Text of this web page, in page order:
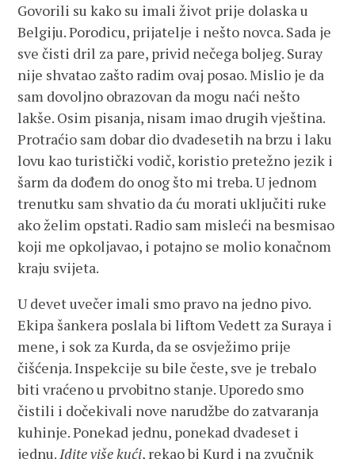
Govorili su kako su imali život prije dolaska u
Belgiju. Porodicu, prijatelje i nešto novca. Sada je
sve čisti dril za pare, privid nečega boljeg. Suray
nije shvatao zašto radim ovaj posao. Mislio je da
sam dovoljno obrazovan da mogu naći nešto
lakše. Osim pisanja, nisam imao drugih vještina.
Protraćio sam dobar dio dvadesetih na brzu i laku
lovu kao turistički vodič, koristio pretežno jezik i
šarm da dođem do onog što mi treba. U jednom
trenutku sam shvatio da ću morati uključiti ruke
ako želim opstati. Radio sam misleći na besmisao
koji me opkoljavao, i potajno se molio konačnom
kraju svijeta.
U devet uvečer imali smo pravo na jedno pivo.
Ekipa šankera poslala bi liftom Vedett za Suraya i
mene, i sok za Kurda, da se osvježimo prije
čišćenja. Inspekcije su bile česte, sve je trebalo
biti vraćeno u prvobitno stanje. Uporedo smo
čistili i dočekivali nove narudžbe do zatvaranja
kuhinje. Ponekad jednu, ponekad dvadeset i
jednu.Idite više kući, rekao bi Kurd i na zvučnik